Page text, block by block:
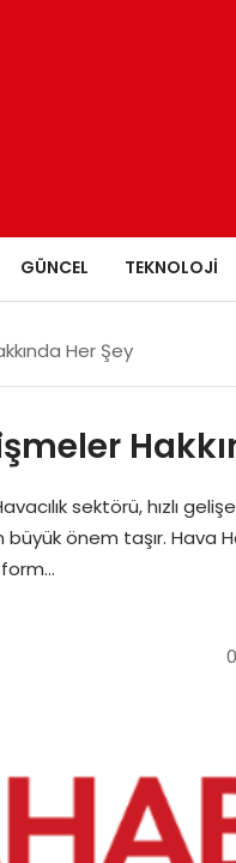
GÜNCEL TEKNOLOJI
Her Şey
sektörü, hızlı
önem taşır. Hava